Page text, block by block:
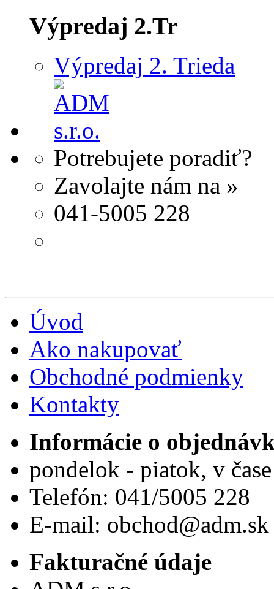
Výpredaj 2.Tr
Výpredaj 2. Trieda
Potrebujete poradiť?
Zavolajte nám na »
041-5005 228
Úvod
Ako nakupovať
Obchodné podmienky
Kontakty
Informácie o
pondelok - piatok, v
Telefón: 041/5005 228
E-mail: obchod@adm.sk
Fakturačné údaje